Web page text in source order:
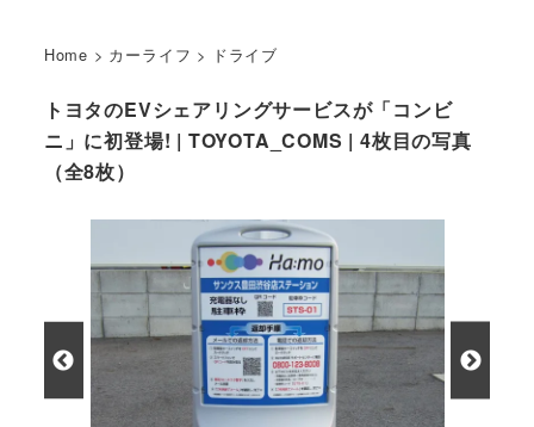
Home > カーライフ > ドライブ
トヨタのEVシェアリングサービスが「コンビ
ニ」に初登場! | TOYOTA_COMS | 4枚目の写真
（全8枚）